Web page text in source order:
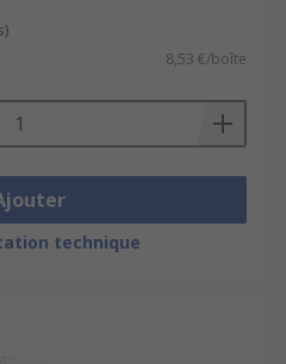
8,53 €/boîte
technique